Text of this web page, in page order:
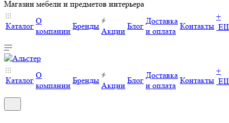
Магазин мебели и предметов интерьера
Каталог
О
компании
Бренды
Акции
Блог
Доставка
и оплата
Контакты
+
Каталог
О
компании
Бренды
Акции
Блог
Доставка
и оплата
Контакты
+